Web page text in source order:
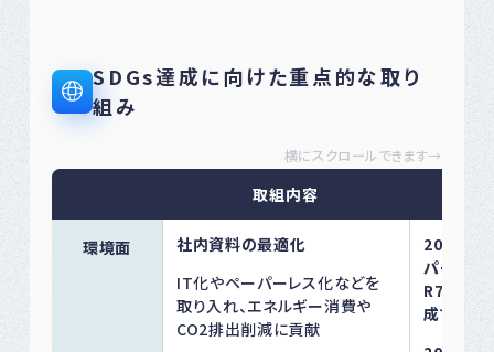
SDGs達成に向けた重点的な取り
組み
横にスクロールできます→
取組内容
環境面
社内資料の最適化
IT化やペーパーレス化などを
取り入れ、エネルギー消費や
CO2排出削減に貢献
2030年度
パーレス
R7年度
成する。